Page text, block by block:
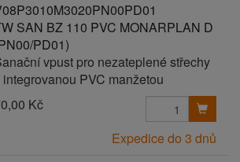
SAN BZ 110 PVC MONARPLAN D
PD01)
vpust pro nezateplené střechy
integrovanou PVC manžetou
Kč
Expedice do 3 dnů